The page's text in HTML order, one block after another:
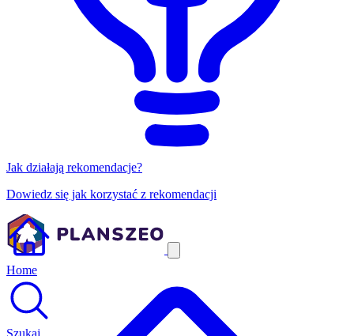
Jak działają rekomendacje?
Dowiedz się jak korzystać z rekomendacji
Home
Szukaj